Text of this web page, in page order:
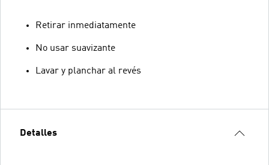
Retirar inmediatamente
No usar suavizante
Lavar y planchar al revés
Detalles